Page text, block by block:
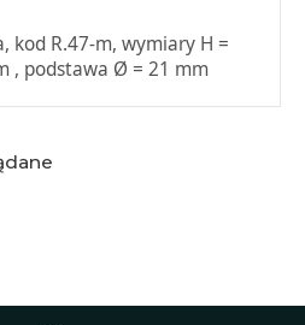
kod R.47-m, wymiary H =
, podstawa Ø = 21 mm